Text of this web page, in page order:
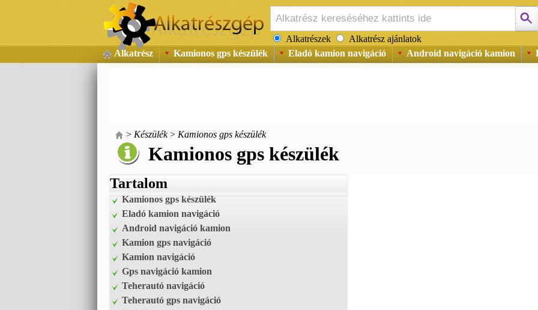
Alkatrészek
Alkatrész ajánlatok
Alkatrész
Kamionos gps készülék Eladó kamion navigáció Android navigáció kamion
> Készülék> Kamionos gps készülék
Kamionos gps készülék
Tartalom
Kamionos gps készülék
Eladó kamion navigáció
Android navigáció kamion
Kamion gps navigáció
Kamion navigáció
Gps navigáció kamion
Teherautó navigáció
Teherautó gps navigáció